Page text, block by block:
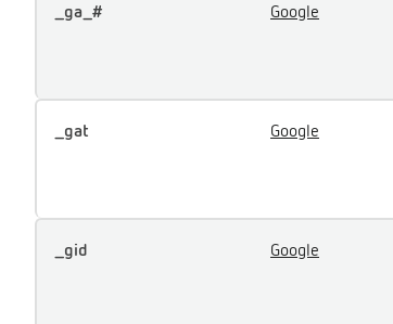
_ga_# Google
_gat Google
_gid Google